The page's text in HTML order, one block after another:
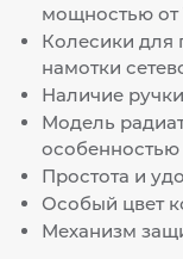
мощностью от
Колесики для
намотки
Наличие
Модель
Простота и
Особый цвет
Механизм